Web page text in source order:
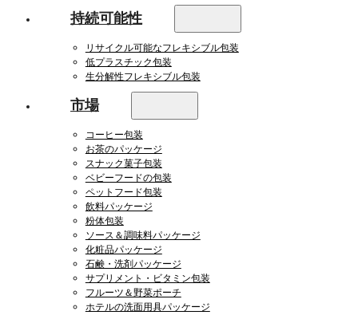
持続可能性
リサイクル可能なフレキシブル包装
低プラスチック包装
生分解性フレキシブル包装
市場
コーヒー包装
お茶のパッケージ
スナック菓子包装
ベビーフードの包装
ペットフード包装
飲料パッケージ
粉体包装
ソース＆調味料パッケージ
化粧品パッケージ
石鹸・洗剤パッケージ
サプリメント・ビタミン包装
フルーツ＆野菜ポーチ
ホテルの洗面用具パッケージ